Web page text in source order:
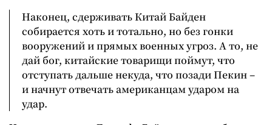
Наконец, сдерживать Китай Байден
собирается хоть и тотально, но без гонки
вооружений и прямых военных угроз. А то, не
дай бог, китайские товарищи поймут, что
отступать дальше некуда, что позади Пекин –
и начнут отвечать американцам ударом на
удар.